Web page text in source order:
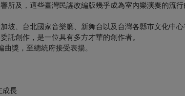
及，這些臺灣民謠改編版幾乎成為室內樂演奏的流行
坡、台北國家音樂廳、新舞台以及台灣各縣市文化中心
託創作，是一位具有多方才華的創作者。
獎，至總統府接受表揚。
成長